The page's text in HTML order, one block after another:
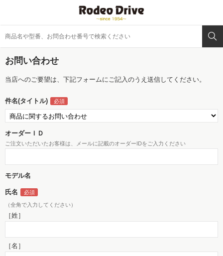
お問い合わせ
当店へのご要望は、下記フォームにご記入のうえ送信してください。
件名(タイトル)
オーダーＩＤ
ご注文いただいたお客様は、メールに記載のオーダーIDをご入力ください
モデル名
氏名
（全角で入力してください）
［姓］
［名］